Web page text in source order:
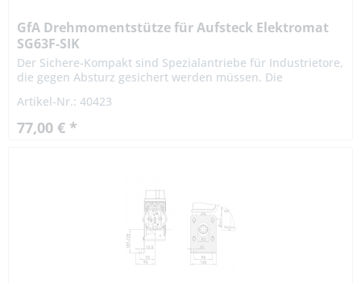
GfA Drehmomentstütze für Aufsteck Elektromat
SG63F-SIK
Der Sichere-Kompakt sind Spezialantriebe für Industrietore,
die gegen Absturz gesichert werden müssen. Die
Montage...
Artikel-Nr.: 40423
77,00 € *